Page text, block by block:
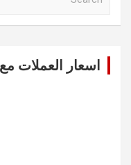
اسعار العملات